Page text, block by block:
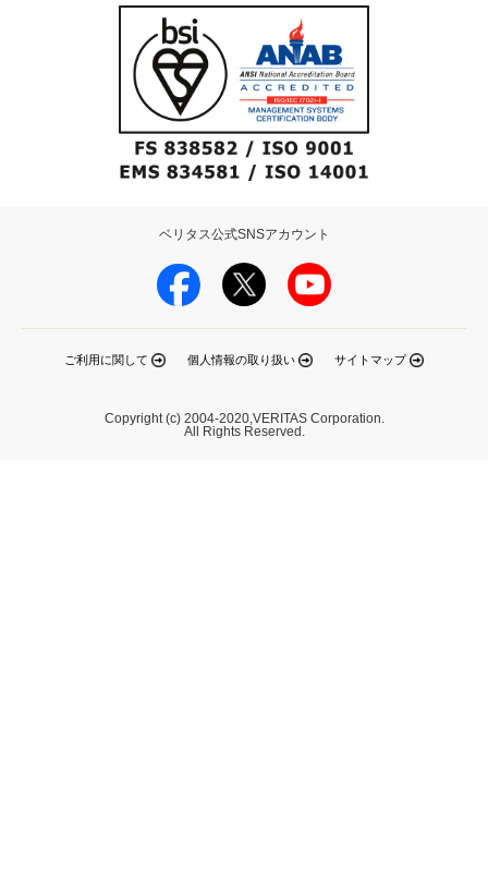
ご利用に関して 個人情報の取り扱い サイトマップ
ベリタス公式SNSアカウント
Copyright (c) 2004-2020,VERITAS Corporation.
All Rights Reserved.